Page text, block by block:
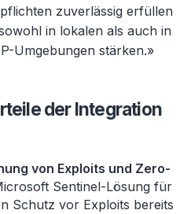
zuverlässig erfüllen
in lokalen als auch in
Umgebungen stärken.»
der Integration
von Exploits und Zero-
Sentinel-Lösung für
Schutz vor Exploits bereits